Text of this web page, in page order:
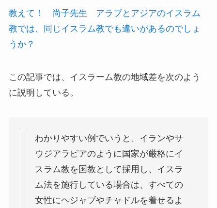
教えて！ 尚子先生 アラブとアジアのイスラム
教では、同じイスラム教でも違いがあるのでしょ
うか？
この記事では、イスラーム教の地域差を次のよう
に説明している。
わかりやすい例でいうと、イランやサ
ウジアラビアのように国家が厳格にイ
スラム教を国教として採用し、イスラ
ム法を施行している場合は、すべての
女性にヘジャブやチャドルを着せるよ